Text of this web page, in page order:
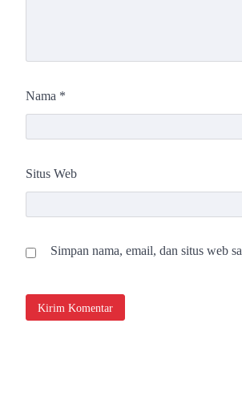
Nama *
Situs Web
Simpan nama, email, dan situs web